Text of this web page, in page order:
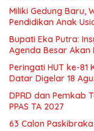
Miliki Gedung Baru,
Pendidikan Anak
Bupati Eka Putra:
Agenda Besar Akan
Peringati HUT ke-81
Datar Digelar 18
DPRD dan Pemkab
PPAS TA 2027
63 Calon